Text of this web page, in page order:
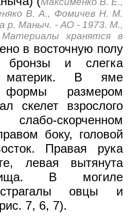
В. А., Фомичев Н. М.
р. Маныч. - АО - 1973. М.,
хранятся в
в восточную полу
бронзы и слегка
материк. В яме
формы размером
скелет взрослого
скорченном
боку, головой
Правая рука
левая вытянута
В могиле
овцы и
7, 6, 7).